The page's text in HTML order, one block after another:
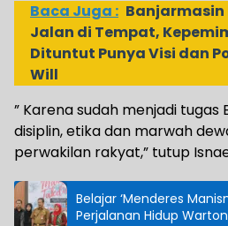
Baca Juga : Banjarmasin
Jalan di Tempat,
Dituntut Punya Visi dan
Will
” Karena sudah menjadi tugas
disiplin, etika dan marwah
perwakilan rakyat,” tutup
Belajar ‘Menderes
Perjalanan Hidup